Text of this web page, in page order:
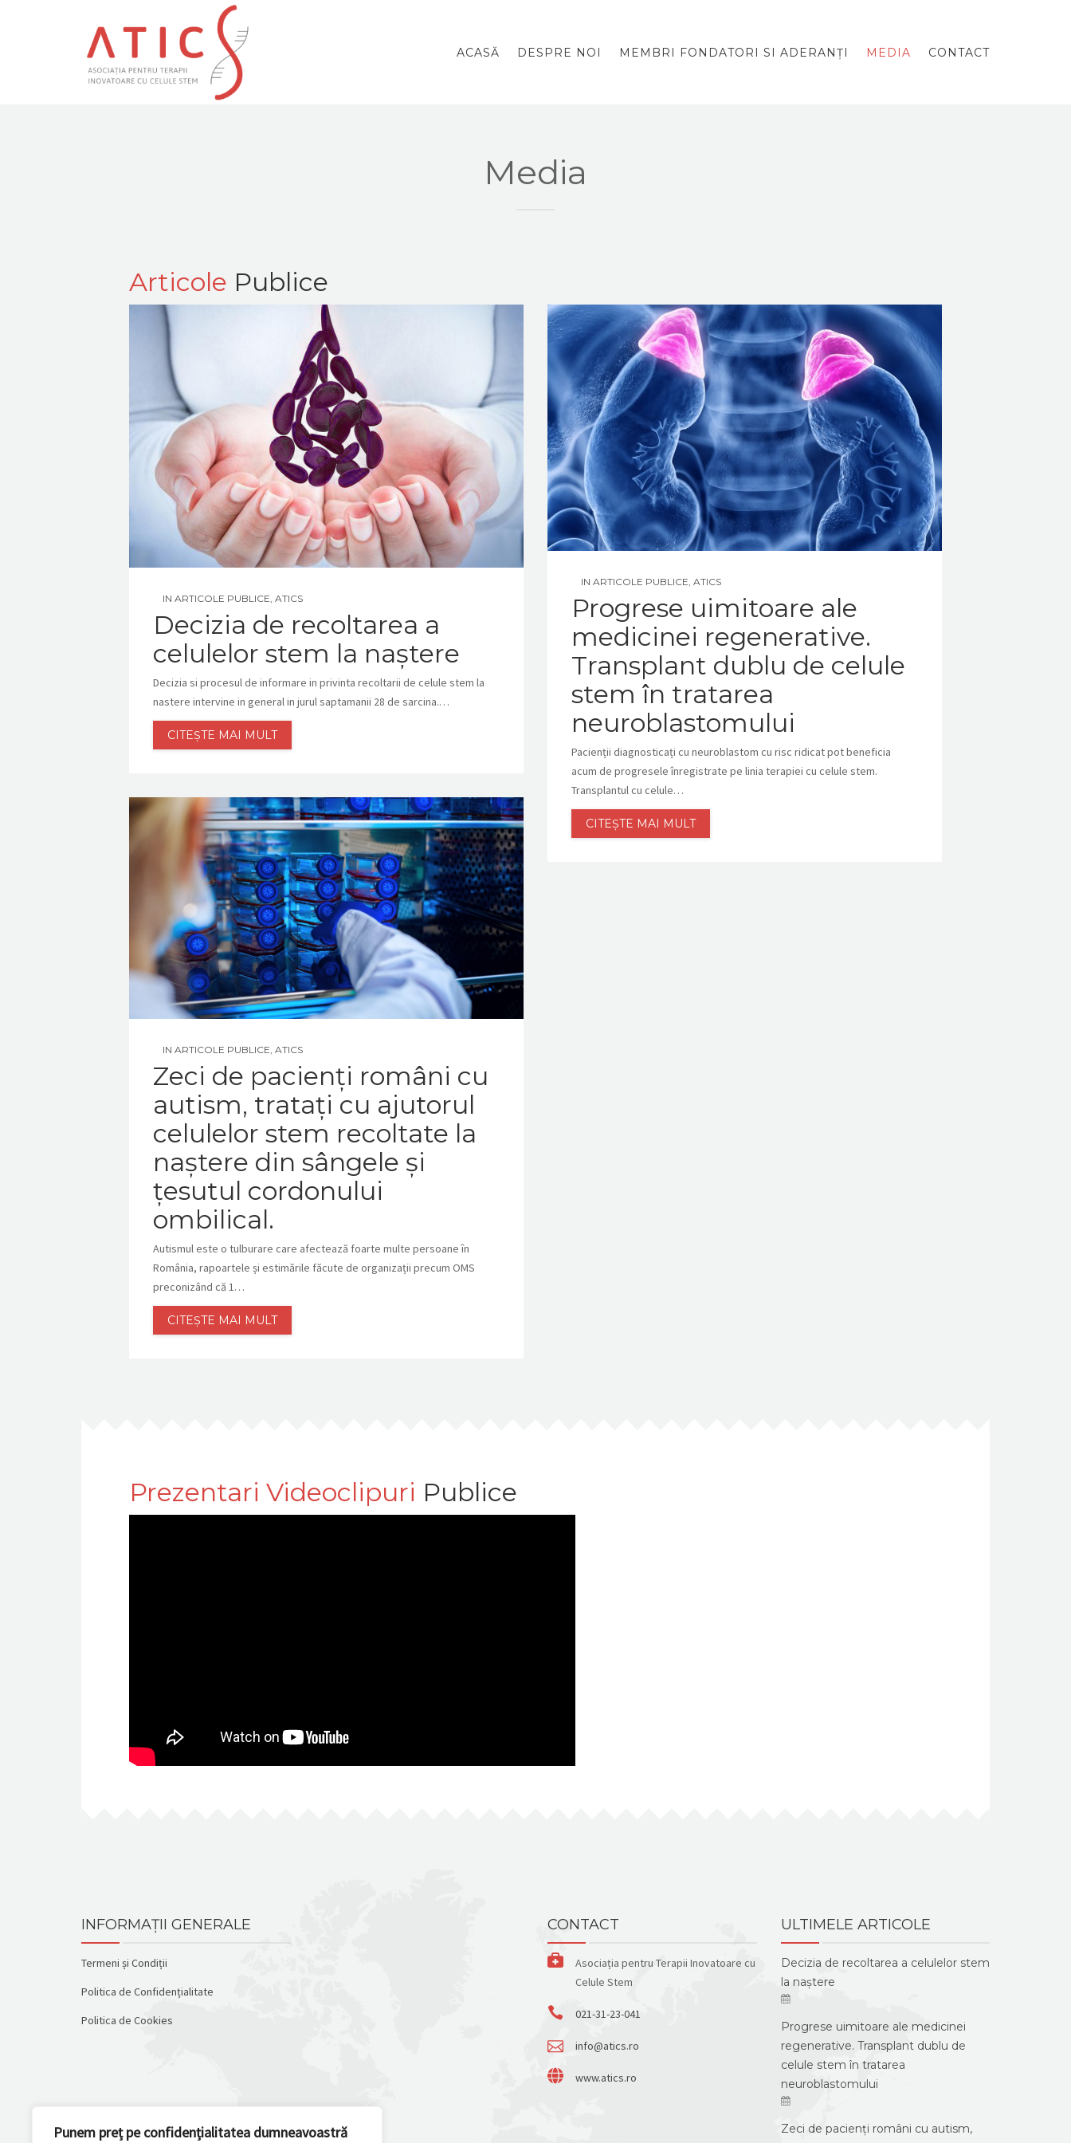
Punem preț pe confidențialitatea dumneavoastră
ACASĂ DESPRE NOI MEMBRI FONDATORI SI ADERANȚI MEDIA CONTACT
Media
Articole Publice
IN ARTICOLE PUBLICE, ATICS
Decizia de recoltarea a
celulelor stem la naștere
Decizia si procesul de informare in privinta recoltarii de celule stem la
nastere intervine in general in jurul saptamanii 28 de sarcina.…
CITEȘTE MAI MULT
IN ARTICOLE PUBLICE, ATICS
Progrese uimitoare ale
medicinei regenerative.
Transplant dublu de celule
stem în tratarea
neuroblastomului
Pacienții diagnosticați cu neuroblastom cu risc ridicat pot beneficia
acum de progresele înregistrate pe linia terapiei cu celule stem.
Transplantul cu celule…
CITEȘTE MAI MULT
IN ARTICOLE PUBLICE ATICS
Zeci de pacienți români cu
autism, tratați cu ajutorul
celulelor stem recoltate la
naștere din sângele și
țesutul cordonului
ombilical.
Autismul este o tulburare care afectează foarte multe persoane în
România, rapoartele și estimările făcute de organizații precum OMS
preconizând că 1…
CITEȘTE MAI MULT
Prezentari Videoclipuri Publice
INFORMAȚII GENERALE
Termeni și Condiții
Politica de Confidențialitate
Politica de Cookies
CONTACT
Asociația pentru Terapii Inovatoare cu
Celule Stem
021-31-23-041
info@atics.ro
www.atics.ro
ULTIMELE ARTICOLE
Decizia de recoltarea a celulelor stem
la naștere
Progrese uimitoare ale medicinei
regenerative. Transplant dublu de
celule stem în tratarea
neuroblastomului
Zeci de pacienți români cu autism,